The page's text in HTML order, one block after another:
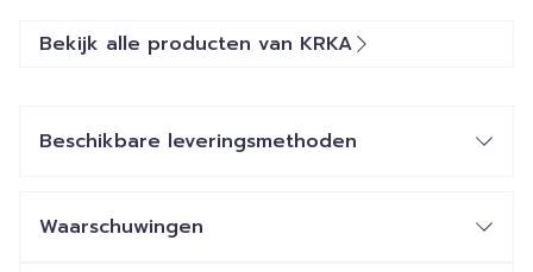
Bekijk alle producten van KRKA
Beschikbare leveringsmethoden
Waarschuwingen